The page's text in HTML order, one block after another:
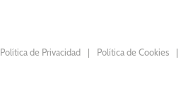
Política de Privacidad Política de Cookies